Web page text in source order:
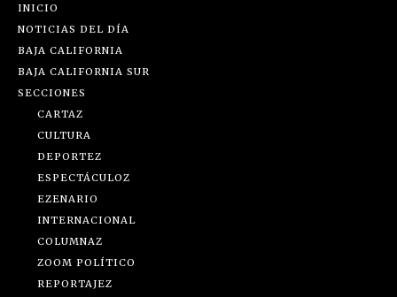
INICIO
NOTICIAS DEL DÍA
BAJA CALIFORNIA
BAJA CALIFORNIA SUR
SECCIONES
CARTAZ
CULTURA
DEPORTEZ
ESPECTÁCULOZ
EZENARIO
INTERNACIONAL
COLUMNAZ
ZOOM POLÍTICO
REPORTAJEZ